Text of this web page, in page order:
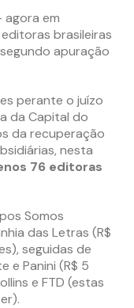
agora em
brasileiras
apuração
perante o juízo
da Capital do
da recuperação
nesta
76 editoras
Somos
das Letras (R$
seguidas de
e Panini (R$ 5
e FTD (estas